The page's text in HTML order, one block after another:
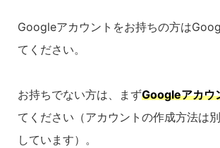
Googleアカウントをお持ちの方は
てください。
お持ちでない方は、まずGoogleアカウ
てください（アカウントの作成方法は
しています）。